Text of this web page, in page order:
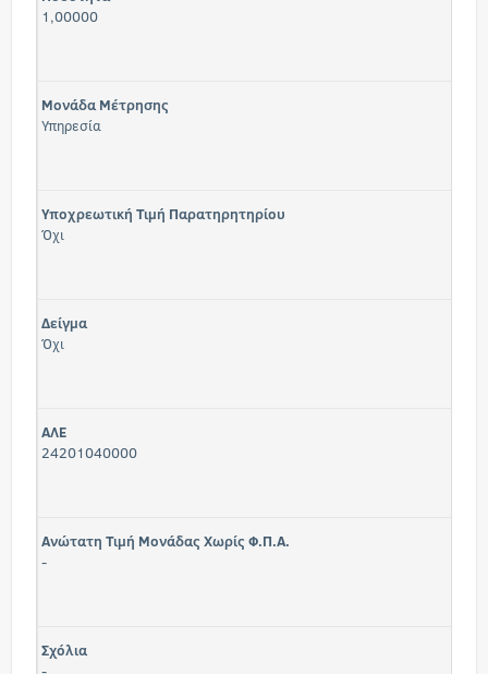
1,00000
Μονάδα Μέτρησης
Υπηρεσία
Υποχρεωτική Τιμή Παρατηρητηρίου
Όχι
Δείγμα
Όχι
ΑΛΕ
24201040000
Ανώτατη Τιμή Μονάδας Χωρίς Φ.Π.Α.
-
Σχόλια